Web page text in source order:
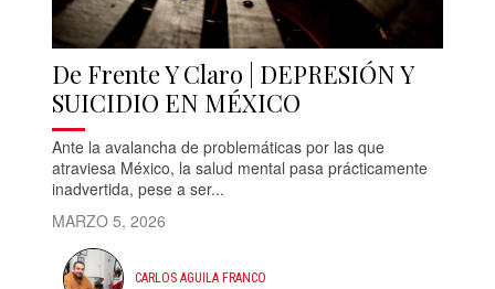
De Frente Y Claro | DEPRESIÓN Y
SUICIDIO EN MÉXICO
Ante la avalancha de problemáticas por las que
atraviesa México, la salud mental pasa prácticamente
inadvertida, pese a ser...
MARZO 5, 2026
CARLOS AGUILA FRANCO